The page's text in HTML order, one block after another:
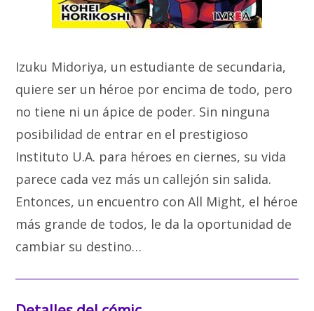
Izuku Midoriya, un estudiante de secundaria,
quiere ser un héroe por encima de todo, pero
no tiene ni un ápice de poder. Sin ninguna
posibilidad de entrar en el prestigioso
Instituto U.A. para héroes en ciernes, su vida
parece cada vez más un callejón sin salida.
Entonces, un encuentro con All Might, el héroe
más grande de todos, le da la oportunidad de
cambiar su destino…